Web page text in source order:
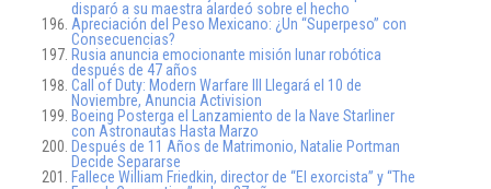
disparó a su maestra alardeó sobre el hecho
Apreciación del Peso Mexicano: ¿Un “Superpeso” con
Consecuencias?
Rusia anuncia emocionante misión lunar robótica
después de 47 años
Call of Duty: Modern Warfare III Llegará el 10 de
Noviembre, Anuncia Activision
Boeing Posterga el Lanzamiento de la Nave Starliner
con Astronautas Hasta Marzo
Después de 11 Años de Matrimonio, Natalie Portman
Decide Separarse
Fallece William Friedkin, director de “El exorcista” y “The